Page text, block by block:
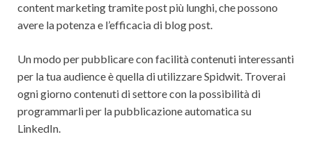
content marketing tramite post più lunghi, che possono
avere la potenza e l’efficacia di blog post.
Un modo per pubblicare con facilità contenuti interessanti
per la tua audience è quella di utilizzare Spidwit. Troverai
ogni giorno contenuti di settore con la possibilità di
programmarli per la pubblicazione automatica su
LinkedIn.